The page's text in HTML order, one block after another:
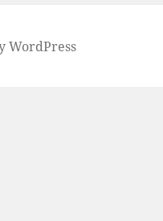
WordPress